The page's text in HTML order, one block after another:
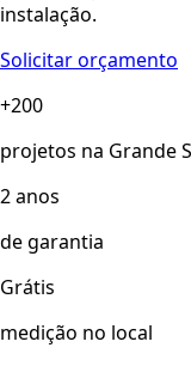
instalação.
Solicitar orçamento
+200
projetos na Grande
2 anos
de garantia
Grátis
medição no local